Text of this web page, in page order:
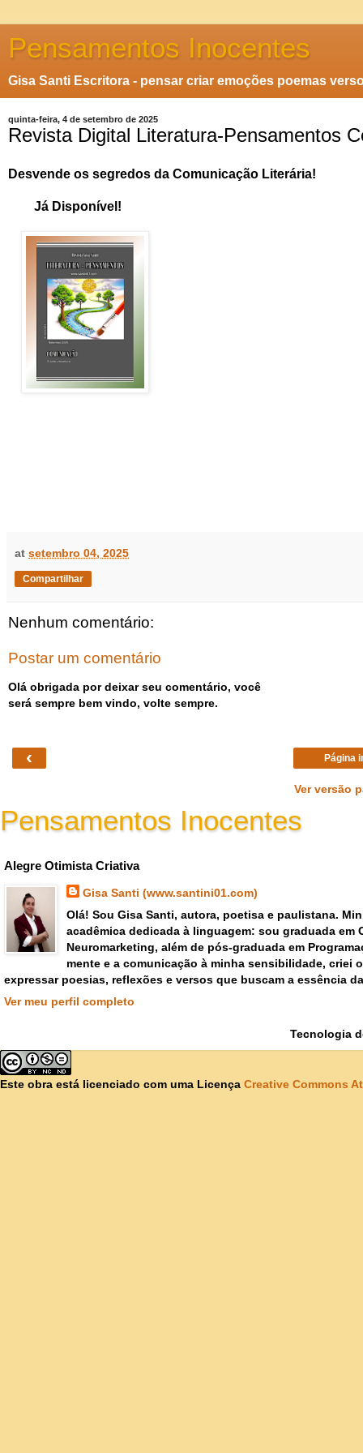
Pensamentos Inocentes
Gisa Santi Escritora - pensar criar emoções poemas
quinta-feira, 4 de setembro de 2025
Revista Digital Literatura-Pensamentos
Desvende os segredos da Comunicação Literária!
Já Disponível!
at setembro 04, 2025
Compartilhar
Nenhum comentário:
Postar um comentário
Olá obrigada por deixar seu comentário, você
será sempre bem vindo, volte sempre.
‹ Página
Ver versão
Pensamentos Inocentes
Alegre Otimista Criativa
Gisa Santi (www.santini01.com)
Olá! Sou Gisa Santi, autora, poetisa e paulistana.
acadêmica dedicada à linguagem: sou graduada
Neuromarketing, além de pós-graduada em
mente e a comunicação à minha sensibilidade, criei
expressar poesias, reflexões e versos que buscam a essência
Ver meu perfil completo
Tecnologia
Este obra está licenciado com uma Licença Creative Commons